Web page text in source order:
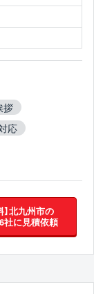
拶
応
】北九州市の
社に見積依頼